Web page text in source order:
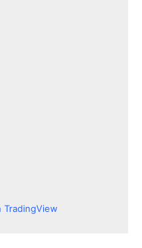
TradingView